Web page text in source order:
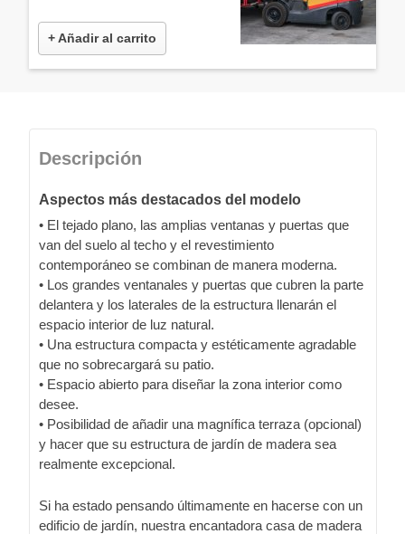
+ Añadir al carrito
Descripción
Aspectos más destacados del modelo
• El tejado plano, las amplias ventanas y puertas que
van del suelo al techo y el revestimiento
contemporáneo se combinan de manera moderna.
• Los grandes ventanales y puertas que cubren la parte
delantera y los laterales de la estructura llenarán el
espacio interior de luz natural.
• Una estructura compacta y estéticamente agradable
que no sobrecargará su patio.
• Espacio abierto para diseñar la zona interior como
desee.
• Posibilidad de añadir una magnífica terraza (opcional)
y hacer que su estructura de jardín de madera sea
realmente excepcional.
Si ha estado pensando últimamente en hacerse con un
edificio de jardín, nuestra encantadora casa de madera